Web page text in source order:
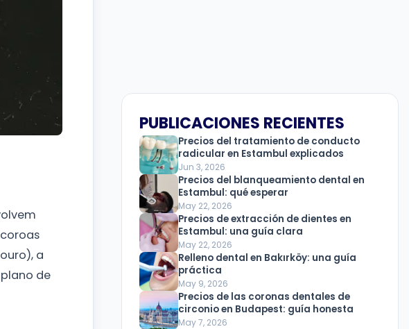
a
de
PUBLICACIONES RECIENTES
Precios del tratamiento de conducto
radicular en Estambul explicados
Jun 3, 2026
Precios del blanqueamiento dental en
Estambul: qué esperar
May 22, 2026
Precios de extracción de dientes en
Estambul: una guía clara
May 22, 2026
Relleno dental en Bakırköy: una guía
práctica
May 9, 2026
Precios de las coronas dentales de
circonio en Budapest: guía honesta
May 7, 2026